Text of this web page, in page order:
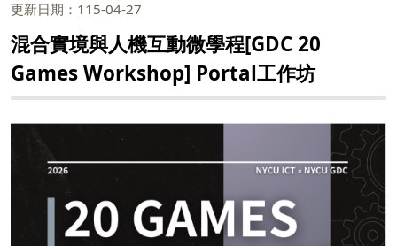
更新日期：115-04-27
混合實境與人機互動微學程[GDC 20
Games Workshop] Portal工作坊